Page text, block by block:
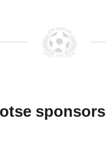
sponsors